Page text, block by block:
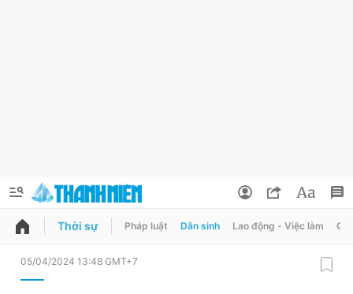
QUẢNG CÁO
Thời sự Pháp luật Dân sinh Lao động - Việc làm
05/04/2024 13:48 GMT+7